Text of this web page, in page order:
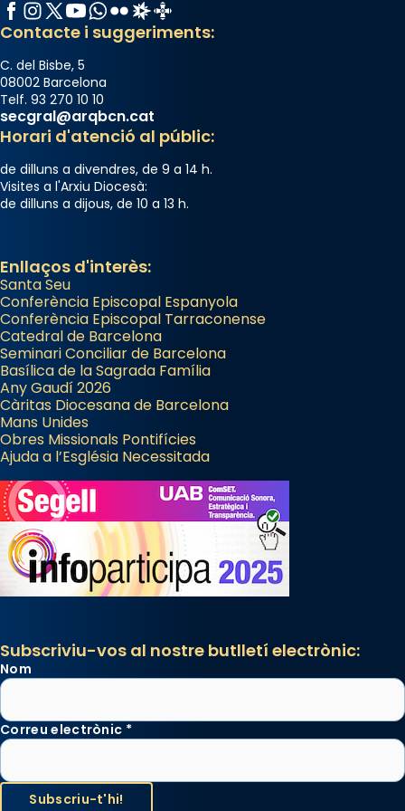
Facebook
Instagram
X / Twitter
YouTube
WhatsApp
FlickrRadio Estel
Catalunya Cristiana
Contacte i suggeriments:
C. del Bisbe, 5
08002 Barcelona
Telf. 93 270 10 10
secgral@arqbcn.cat
Horari d'atenció al públic:
de dilluns a divendres, de 9 a 14 h.
Visites a l'Arxiu Diocesà:
de dilluns a dijous, de 10 a 13 h.
Enllaços d'interès:
Santa Seu
Conferència Episcopal Espanyola
Conferència Episcopal Tarraconense
Catedral de Barcelona
Seminari Conciliar de Barcelona
Basílica de la Sagrada Família
Any Gaudí 2026
Càritas Diocesana de Barcelona
Mans Unides
Obres Missionals Pontifícies
Ajuda a l’Església Necessitada
Subscriviu-vos al nostre butlletí electrònic:
Nom
Correu electrònic *